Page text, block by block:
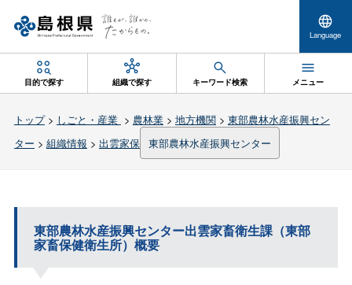
Language
目的で探す 組織で探す キーワード検索 メニュー
トップ> しごと・産業 > 農林業> 地方機関> 東部農林水産振興セン
ター > 組織情報 > 出雲家保 東部農林水産振興センター
東部農林水産振興センター出雲家畜衛生課（東部
家畜保健衛生所）概要